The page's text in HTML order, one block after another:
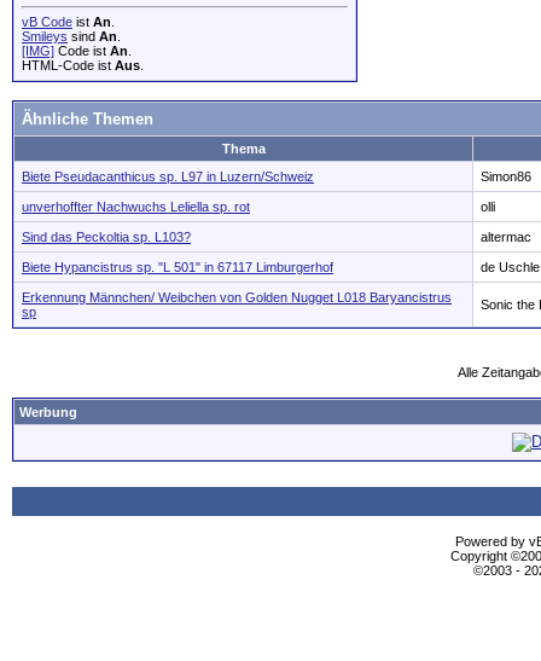
vB Code ist An
Smileys sind An
[IMG] Code ist An
HTML-Code ist Aus
Ähnliche Themen
Thema
Biete Pseudacanthicus sp. L97 in Luzern/Schweiz
Simon86
unverhoffter Nachwuchs Leliella sp. rot olli
Sind das Peckoltia sp. L103? altermac
Biete Hypancistrus sp. "L 501" in 67117 Limburgerhof de Uschle
Erkennung Männchen/ Weibchen von Golden Nugget L018 Baryancistrus
sp
Sonic the
Alle
Werbung
Powered by
Copyright
©2003 -